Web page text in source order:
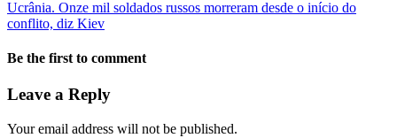
Ucrânia. Onze mil soldados russos morreram desde o início do
conflito, diz Kiev
Be the first to comment
Leave a Reply
Your email address will not be published.